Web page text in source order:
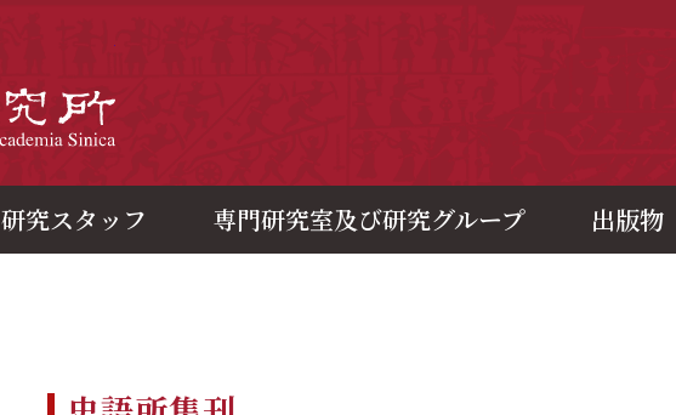
研究スタッフ 専門研究室及び研究グループ 出版物